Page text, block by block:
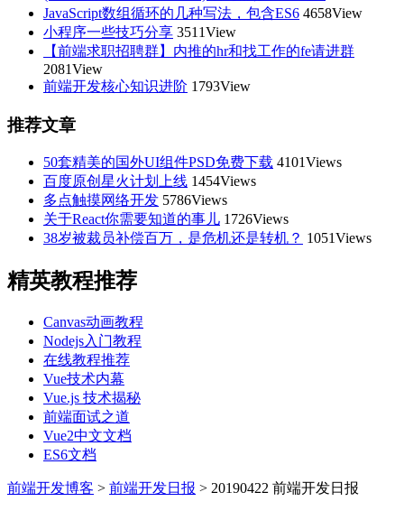
JavaScript数组循环的几种写法，包含ES6 4658View
小程序一些技巧分享 3511View
【前端求职招聘群】内推的hr和找工作的fe请进群
2081View
前端开发核心知识进阶 1793View
推荐文章
50套精美的国外UI组件PSD免费下载 4101Views
百度原创星火计划上线 1454Views
多点触摸网络开发 5786Views
关于React你需要知道的事儿 1726Views
38岁被裁员补偿百万，是危机还是转机？ 1051Views
精英教程推荐
Canvas动画教程
Nodejs入门教程
在线教程推荐
Vue技术内幕
Vue.js 技术揭秘
前端面试之道
Vue2中文文档
ES6文档
前端开发博客 > 前端开发日报 > 20190422 前端开发日报